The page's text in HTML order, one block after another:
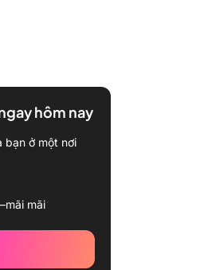
hôm nay
bạn ở một nơi
mãi